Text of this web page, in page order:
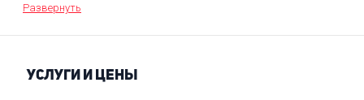
Развернуть
УСЛУГИ И ЦЕНЫ